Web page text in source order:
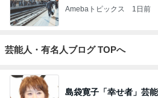
Amebaトピックス 1日前
芸能人・有名人ブログ TOPへ
島袋寛子「幸せ者」芸